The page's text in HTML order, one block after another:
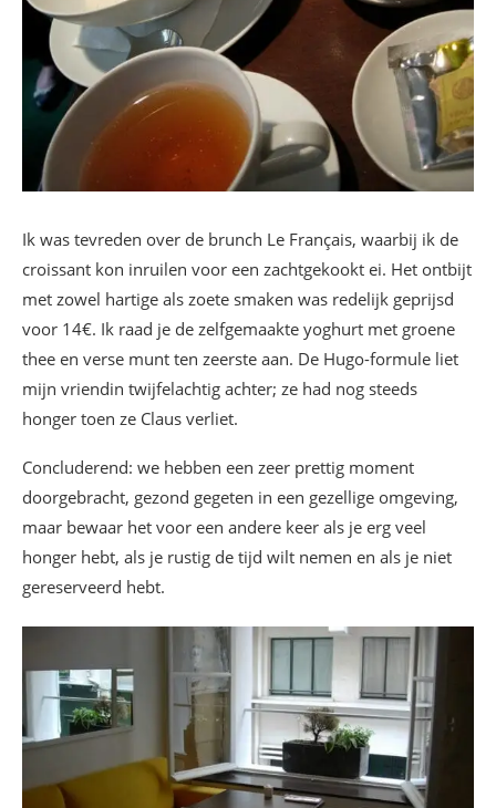
Ik was tevreden over de brunch Le Français, waarbij ik de
croissant kon inruilen voor een zachtgekookt ei. Het ontbijt
met zowel hartige als zoete smaken was redelijk geprijsd
voor 14€. Ik raad je de zelfgemaakte yoghurt met groene
thee en verse munt ten zeerste aan. De Hugo-formule liet
mijn vriendin twijfelachtig achter; ze had nog steeds
honger toen ze Claus verliet.
Concluderend: we hebben een zeer prettig moment
doorgebracht, gezond gegeten in een gezellige omgeving,
maar bewaar het voor een andere keer als je erg veel
honger hebt, als je rustig de tijd wilt nemen en als je niet
gereserveerd hebt.